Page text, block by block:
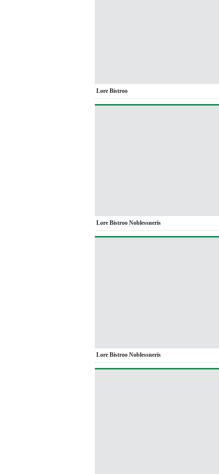
Lore Bistroo
Lore Bistroo Noblessneris
Lore Bistroo Noblessneris